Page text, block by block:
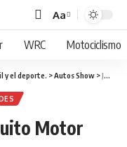
Cambiar
tamaño
fuente
Aa
WRC Motociclismo
y el deporte. >Autos Show >JAC autos brilló en el Quito Motor Show
Motor